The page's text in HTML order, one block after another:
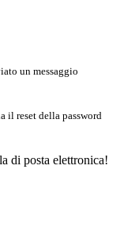
un messaggio
il reset della password
di posta elettronica!